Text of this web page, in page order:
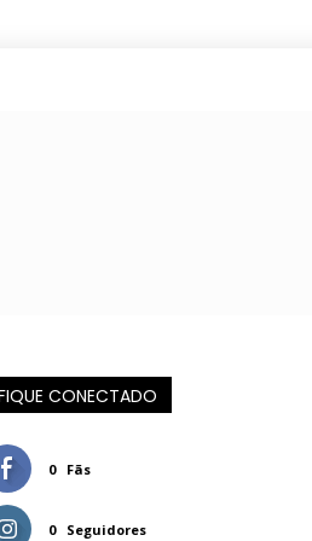
CONECTADO
0 Fãs
0 Seguidores